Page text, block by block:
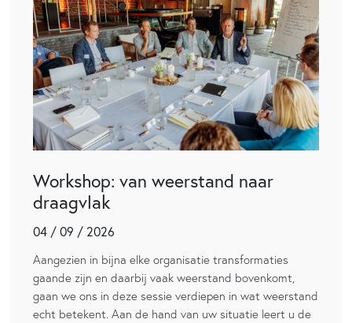
Workshop: van weerstand naar
draagvlak
04 / 09 / 2026
Aangezien in bijna elke organisatie transformaties
gaande zijn en daarbij vaak weerstand bovenkomt,
gaan we ons in deze sessie verdiepen in wat weerstand
echt betekent. Aan de hand van uw situatie leert u de